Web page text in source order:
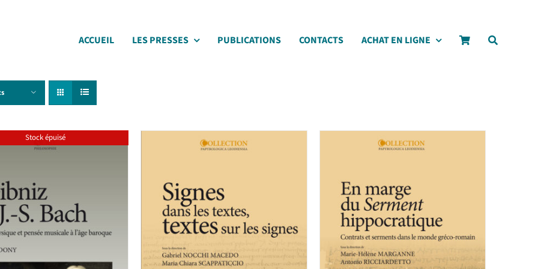
ACCUEIL LES PRESSES PUBLICATIONS CONTACTS ACHAT EN LIGNE
Stock épuisé